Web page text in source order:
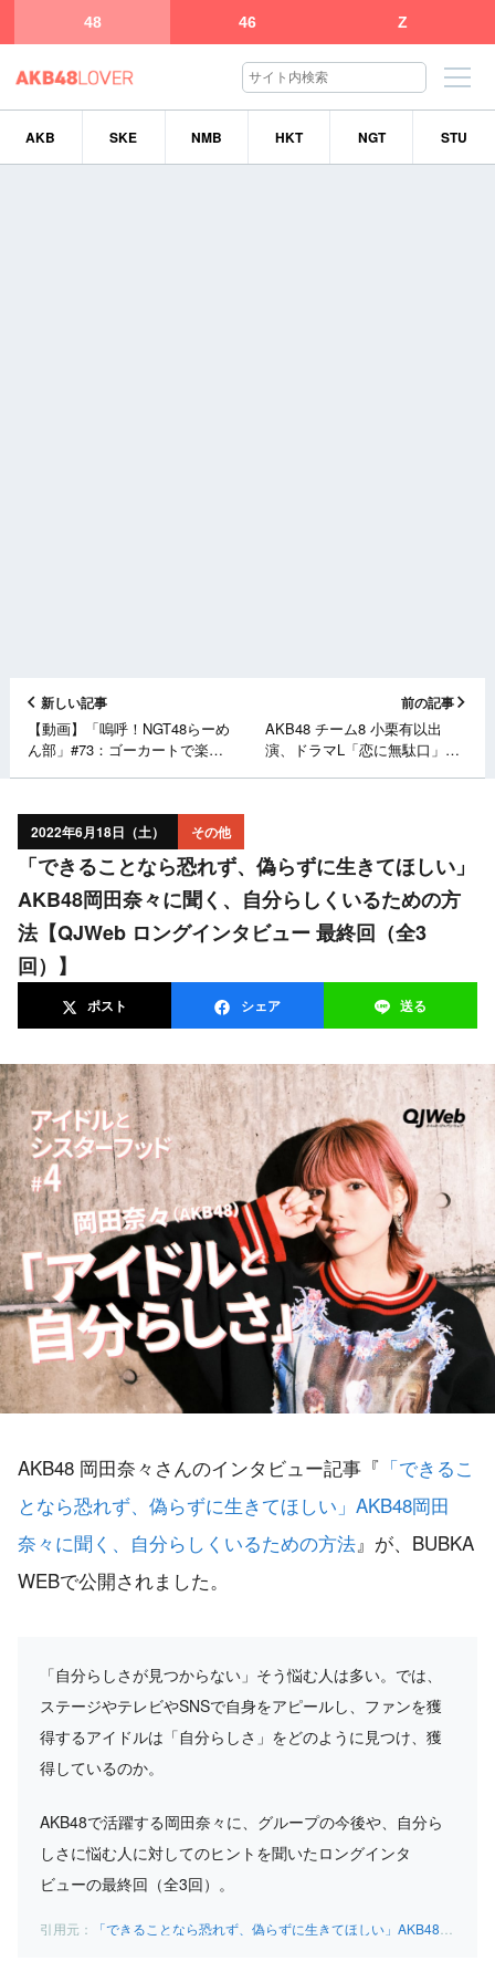
48 46 Z
AKB SKE NMB HKT NGT STU
新しい記事
【動画】「嗚呼！NGT48らーめ
ん部」#73：ゴーカートで楽し
できたのか【2022.6.16 OA】
前の記事
AKB48 チーム8 小栗有以出
演、ドラマL「恋に無駄口」最
2022年6月18日（土） その他
「できることなら恐れず、偽らずに生きてほしい」
AKB48岡田奈々に聞く、自分らしくいるための方
法【QJWeb ロングインタビュー 最終回（全3
回）】
ポスト シェア 送る
AKB48 岡田奈々さんのインタビュー記事『 「できるこ
となら恐れず、偽らずに生きてほしい」AKB48岡田
奈々に聞く、自分らしくいるための方法』が、BUBKA
WEBで公開されました。
「自分らしさが見つからない」そう悩む人は多い。では、
ステージやテレビやSNSで自身をアピールし、ファンを獲
得するアイドルは「自分らしさ」をどのように見つけ、獲
得しているのか。
AKB48で活躍する岡田奈々に、グループの今後や、自分ら
しさに悩む人に対してのヒントを聞いたロングインタ
ビューの最終回（全3回）。
「できることなら恐れず、偽らずに生きてほしい」AKB48岡田奈々に聞く、自分らしくいるための方法 – QJWeb クイック・ジャパン ウェブ